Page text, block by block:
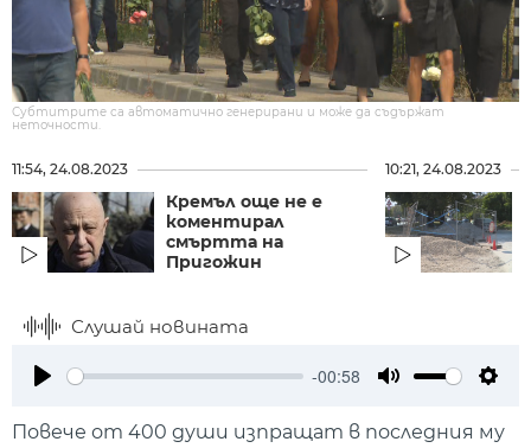
Субтитрите са автоматично генерирани и може да съдържат
неточности.
11:54, 24.08.2023
Кремъл още не е
коментирал
смъртта на
Пригожин
10:21, 24.08.2023
Слушай новината
-00:58
Повече от 400 души изпращат в последния му